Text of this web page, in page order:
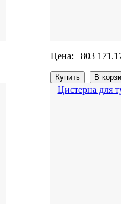
Цена: 803
Цистерна для